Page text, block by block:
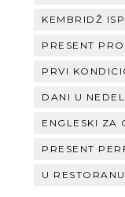
KEMBRIDŽ
PRESENT
PRVI
DANI U
ENGLESKI ZA
PRESENT
U